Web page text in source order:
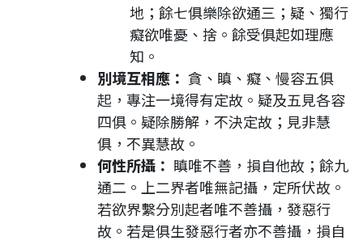
地；餘七俱樂除欲通三；疑、獨行
癡欲唯憂、捨。餘受俱起如理應
知。
別境互相應： 貪、瞋、癡、慢容五俱
起，專注一境得有定故。疑及五見各容
四俱。疑除勝解，不決定故；見非慧
俱，不異慧故。
何性所攝： 瞋唯不善，損自他故；餘九
通二。上二界者唯無記攝，定所伏故。
若欲界繫分別起者唯不善攝，發惡行
故。若是俱生發惡行者亦不善攝，損自